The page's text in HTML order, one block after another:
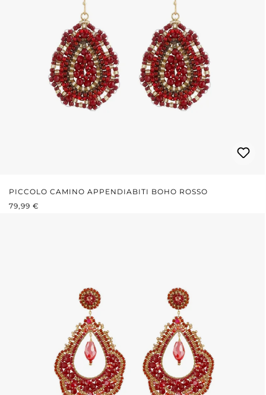
PICCOLO CAMINO APPENDIABITI BOHO ROSSO
PREZZO NORMALE:
79,99 €